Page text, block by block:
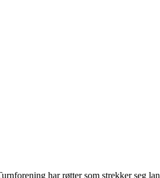
har røtter som strekker seg